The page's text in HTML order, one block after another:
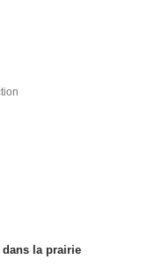
dans la prairie